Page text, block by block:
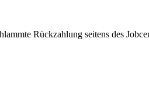
Rückzahlung seitens des